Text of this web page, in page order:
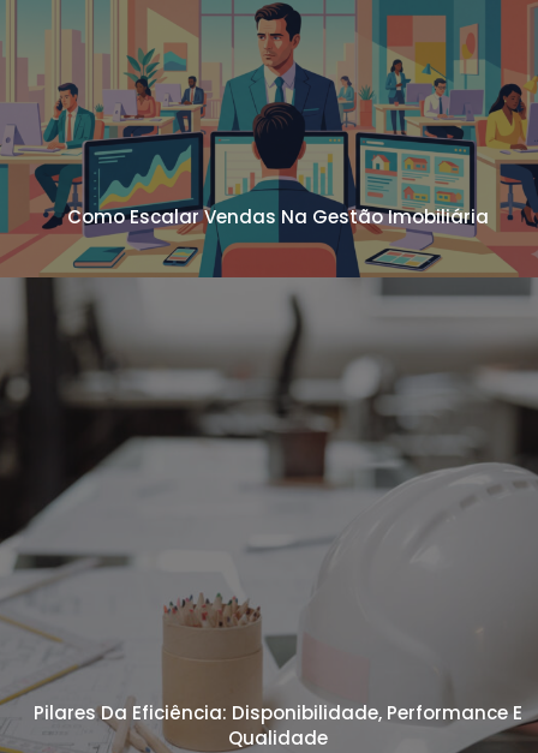
Como Escalar Vendas Na Gestão Imobiliária
Pilares Da Eficiência: Disponibilidade, Performance E
Qualidade